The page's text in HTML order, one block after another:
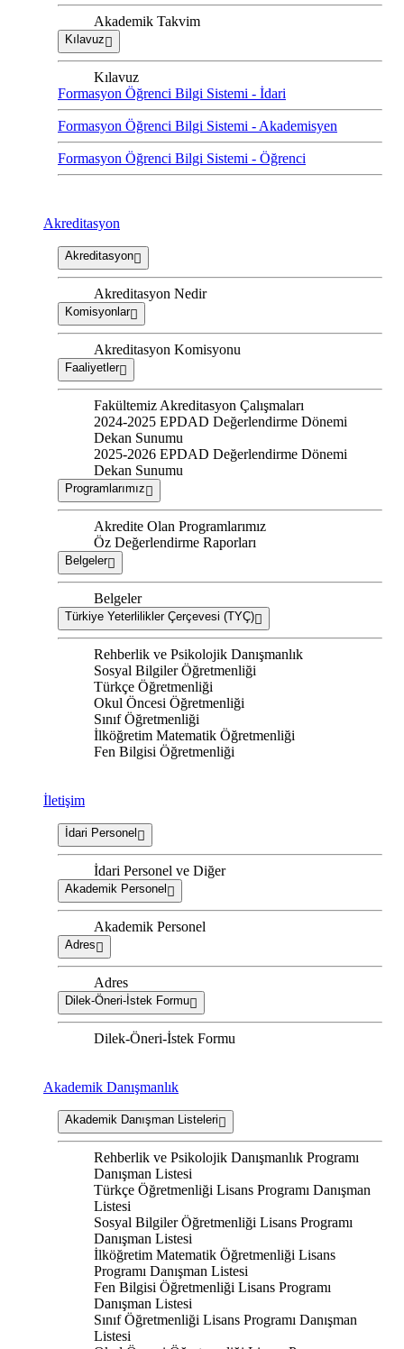
Akademik Takvim
Kılavuz
Kılavuz
Formasyon Öğrenci Bilgi Sistemi - İdari
Formasyon Öğrenci Bilgi Sistemi - Akademisyen
Formasyon Öğrenci Bilgi Sistemi - Öğrenci
Akreditasyon
Akreditasyon
Akreditasyon Nedir
Komisyonlar
Akreditasyon Komisyonu
Faaliyetler
Fakültemiz Akreditasyon Çalışmaları
2024-2025 EPDAD Değerlendirme Dönemi
Dekan Sunumu
2025-2026 EPDAD Değerlendirme Dönemi
Dekan Sunumu
Programlarımız
Akredite Olan Programlarımız
Öz Değerlendirme Raporları
Belgeler
Belgeler
Türkiye Yeterlilikler Çerçevesi (TYÇ)
Rehberlik ve Psikolojik Danışmanlık
Sosyal Bilgiler Öğretmenliği
Türkçe Öğretmenliği
Okul Öncesi Öğretmenliği
Sınıf Öğretmenliği
İlköğretim Matematik Öğretmenliği
Fen Bilgisi Öğretmenliği
İletişim
İdari Personel
İdari Personel ve Diğer
Akademik Personel
Akademik Personel
Adres
Adres
Dilek-Öneri-İstek Formu
Dilek-Öneri-İstek Formu
Akademik Danışmanlık
Akademik Danışman Listeleri
Rehberlik ve Psikolojik Danışmanlık Programı
Danışman Listesi
Türkçe Öğretmenliği Lisans Programı Danışman
Listesi
Sosyal Bilgiler Öğretmenliği Lisans Programı
Danışman Listesi
İlköğretim Matematik Öğretmenliği Lisans
Programı Danışman Listesi
Fen Bilgisi Öğretmenliği Lisans Programı
Danışman Listesi
Sınıf Öğretmenliği Lisans Programı Danışman
Listesi